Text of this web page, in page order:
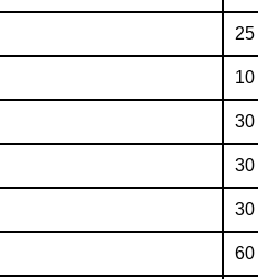
30
30
30
60